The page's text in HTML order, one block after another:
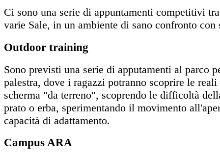
Ci sono una serie di appuntamenti competitivi
varie Sale, in un ambiente di sano confronto
Outdoor training
Sono previsti una serie di apputamenti al parco
palestra, dove i ragazzi potranno scoprire le
scherma "da terreno", scoprendo le difficoltà
prato o erba, sperimentando il movimento
capacità di adattamento.
Campus ARA